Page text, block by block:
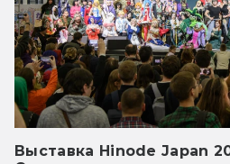
Выставка Hinode Japan